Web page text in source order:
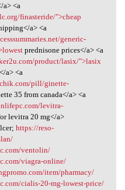
<a
finasteride/">cheap
a> <a
generic-
prednisone prices</a> <a
product/lasix/">lasix
a> <a
pill/ginette-
35 from canada</a> <a
levitra-
levitra 20 mg</a>
https://reso-
ventolin/
viagra-online/
item/pharmacy/
cialis-20-mg-lowest-price/